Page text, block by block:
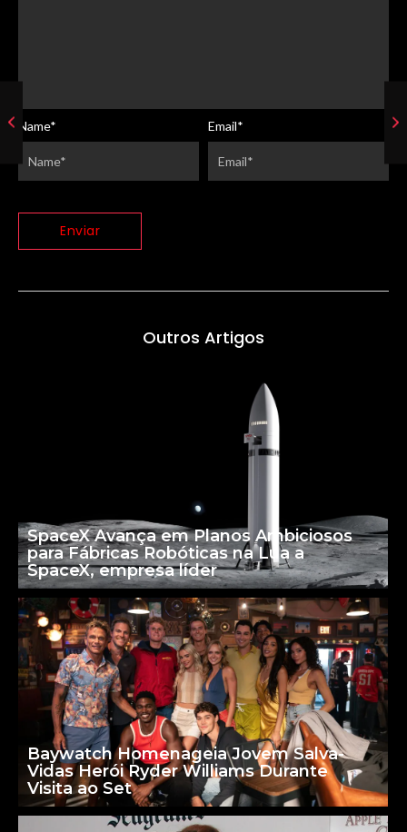
Name* Email*
Outros Artigos
SpaceX Avança em Planos Ambiciosos
para Fábricas Robóticas na Lua a
SpaceX, empresa líder
Baywatch Homenageia Jovem Salva-
Vidas Herói Ryder Williams Durante
Visita ao Set